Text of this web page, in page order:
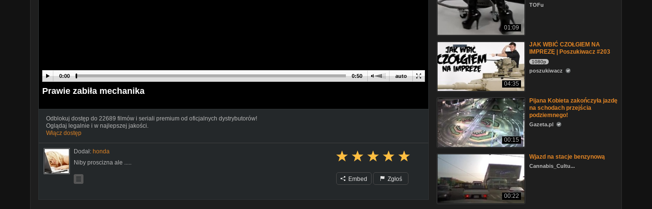
auto
0:00 0:50
Prawie zabiła mechanika
Odblokuj dostęp do 22689 filmów i seriali premium od oficjalnych dystrybutorów!
Oglądaj legalnie i w najlepszej jakości.
Włącz dostęp
Dodał: honda
Niby proscizna ale .....
Embed Zgłoś
01:09
TOFu
04:35
JAK WBIĆ CZOŁGIEM NA
IMPREZĘ | Poszukiwacz #203
1080p
poszukiwacz
00:15
Pijana Kobieta zakończyła jazdę
na schodach przejścia
podziemnego!
Gazeta.pl
00:22
Wjazd na stacje benzynową
Cannabis_Cultu...